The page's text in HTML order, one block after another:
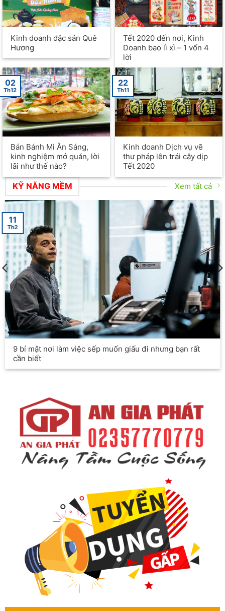
Kinh doanh đặc sản Quê
Hương
Tết 2020 đến nơi, Kinh
Doanh bao lì xì – 1 vốn 4
lời
Bán Bánh Mì Ăn Sáng,
kinh nghiệm mở quán, lời
lãi như thế nào?
02
Th12
Kinh doanh Dịch vụ vẽ
thư pháp lên trái cây dịp
Tết 2020
22
Th11
KỸ NĂNG MỀM Xem tất cả
9 bí mật nơi làm việc sếp muốn giấu đi nhưng bạn rất
cần biết
11
Th2